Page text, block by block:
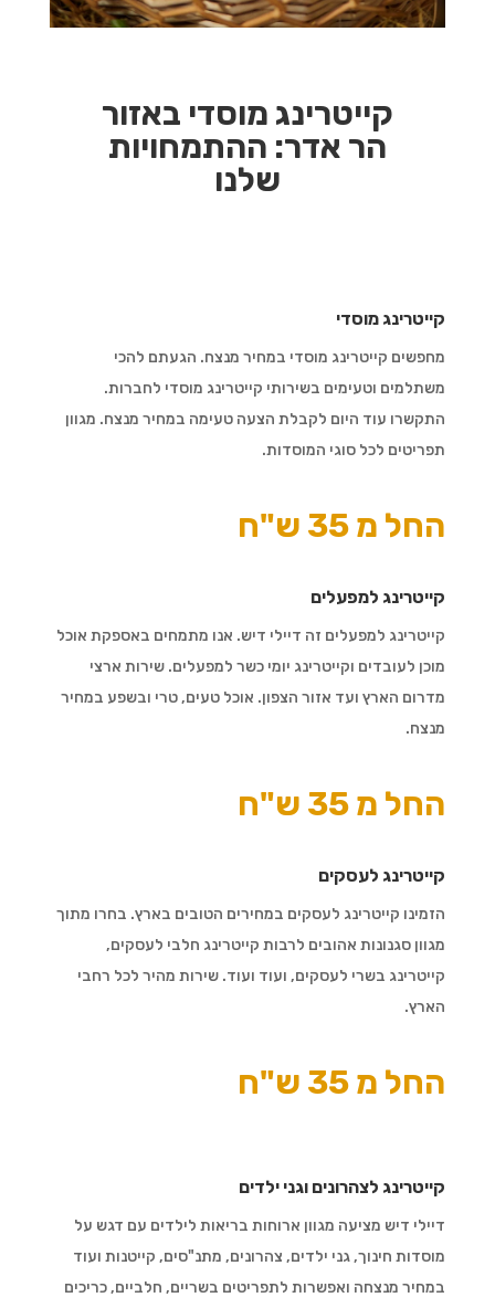
קייטרינג מוסדי באזור
הר אדר: ההתמחויות
שלנו
קייטרינג מוסדי
מחפשים קייטרינג מוסדי במחיר מנצח. הגעתם להכי
משתלמים וטעימים בשירותי קייטרינג מוסדי לחברות.
התקשרו עוד היום לקבלת הצעה טעימה במחיר מנצח. מגוון
תפריטים לכל סוגי המוסדות.
החל מ 35 ש"ח
קייטרינג למפעלים
קייטרינג למפעלים זה דיילי דיש. אנו מתמחים באספקת אוכל
מוכן לעובדים וקייטרינג יומי כשר למפעלים. שירות ארצי
מדרום הארץ ועד אזור הצפון. אוכל טעים, טרי ובשפע במחיר
מנצח.
החל מ 35 ש"ח
קייטרינג לעסקים
הזמינו קייטרינג לעסקים במחירים הטובים בארץ. בחרו מתוך
מגוון סגנונות אהובים לרבות קייטרינג חלבי לעסקים,
קייטרינג בשרי לעסקים, ועוד ועוד. שירות מהיר לכל רחבי
הארץ.
החל מ 35 ש"ח
קייטרינג לצהרונים וגני ילדים
דיילי דיש מציעה מגוון ארוחות בריאות לילדים עם דגש על
מוסדות חינוך, גני ילדים, צהרונים, מתנ"סים, קייטנות ועוד
במחיר מנצחה ואפשרות לתפריטים בשריים, חלביים, כריכים